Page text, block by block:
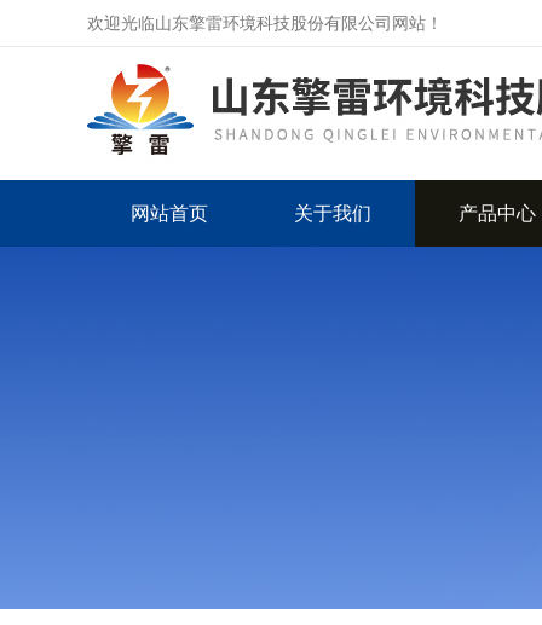
欢迎光临山东擎雷环境科技股份有限公司网站！
网站首页 关于我们 产品中心